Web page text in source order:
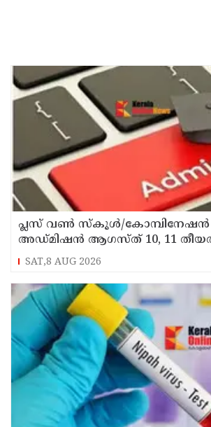
പ്ലസ് വൺ സ്‌കൂൾ/കോമ്പിനേഷൻ
അഡ്മിഷൻ ആഗസ്ത് 10, 11
SAT,8 AUG 2026